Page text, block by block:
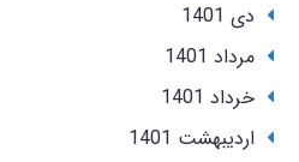
دی 1401
مرداد 1401
خرداد 1401
ارديبهشت 1401